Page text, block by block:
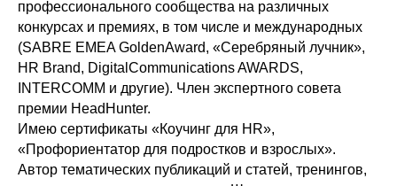
профессионального сообщества на различных
конкурсах и премиях, в том числе и международных
(SABRE EMEA GoldenAward, «Серебряный лучник»,
HR Brand, DigitalCommunications AWARDS,
INTERCOMM и другие). Член экспертного совета
премии HeadHunter.
Имею сертификаты «Коучинг для HR»,
«Профориентатор для подростков и взрослых».
Автор тематических публикаций и статей, тренингов,